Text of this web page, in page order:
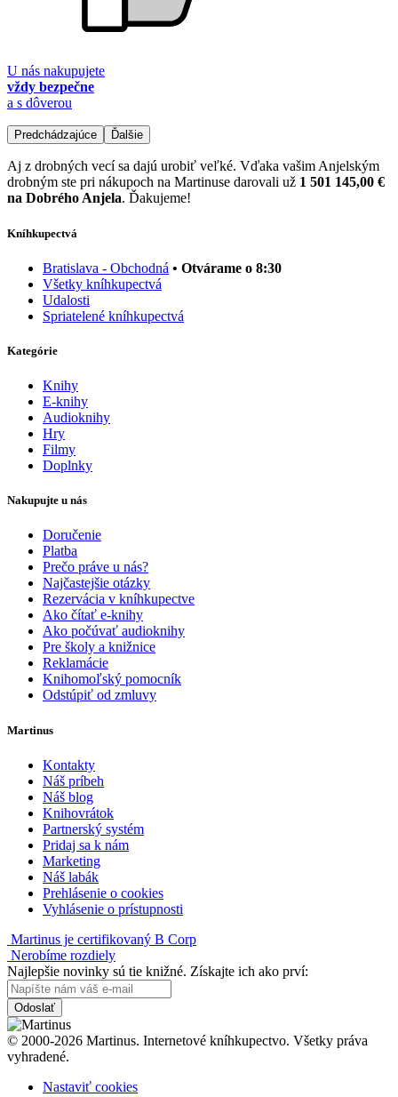
U nás nakupujete
vždy bezpečne
a s dôverou
Predchádzajúce Ďalšie
Aj z drobných vecí sa dajú urobiť veľké. Vďaka vašim Anjelským
drobným ste pri nákupoch na Martinuse darovali už 1 501 145,00 €
na Dobrého Anjela. Ďakujeme!
Kníhkupectvá
Bratislava - Obchodná • Otvárame o 8:30
Všetky kníhkupectvá
Udalosti
Spriatelené kníhkupectvá
Kategórie
Knihy
E-knihy
Audioknihy
Hry
Filmy
Doplnky
Nakupujte u nás
Doručenie
Platba
Prečo práve u nás?
Najčastejšie otázky
Rezervácia v kníhkupectve
Ako čítať e-knihy
Ako počúvať audioknihy
Pre školy a knižnice
Reklamácie
Knihomoľský pomocník
Odstúpiť od zmluvy
Martinus
Kontakty
Náš príbeh
Náš blog
Knihovrátok
Partnerský systém
Pridaj sa k nám
Marketing
Náš labák
Prehlásenie o cookies
Vyhlásenie o prístupnosti
Martinus je certifikovaný B Corp
Nerobíme rozdiely
Najlepšie novinky sú tie knižné. Získajte ich ako prví:
Odoslať
© 2000-2026 Martinus. Internetové kníhkupectvo. Všetky práva
vyhradené.
Nastaviť cookies